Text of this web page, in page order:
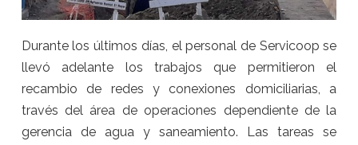
Durante los últimos días, el personal de Servicoop se
llevó adelante los trabajos que permitieron el
recambio de redes y conexiones domiciliarias, a
través del área de operaciones dependiente de la
gerencia de agua y saneamiento. Las tareas se